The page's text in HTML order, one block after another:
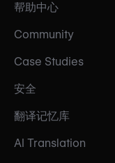
帮助中心
Community
Case Studies
安全
翻译记忆库
AI Translation